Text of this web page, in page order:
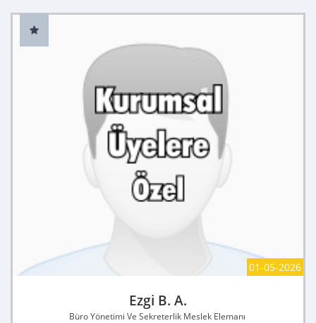
01-05-2026
Ezgi B. A.
Büro Yönetimi Ve Sekreterlik Meslek Elemanı